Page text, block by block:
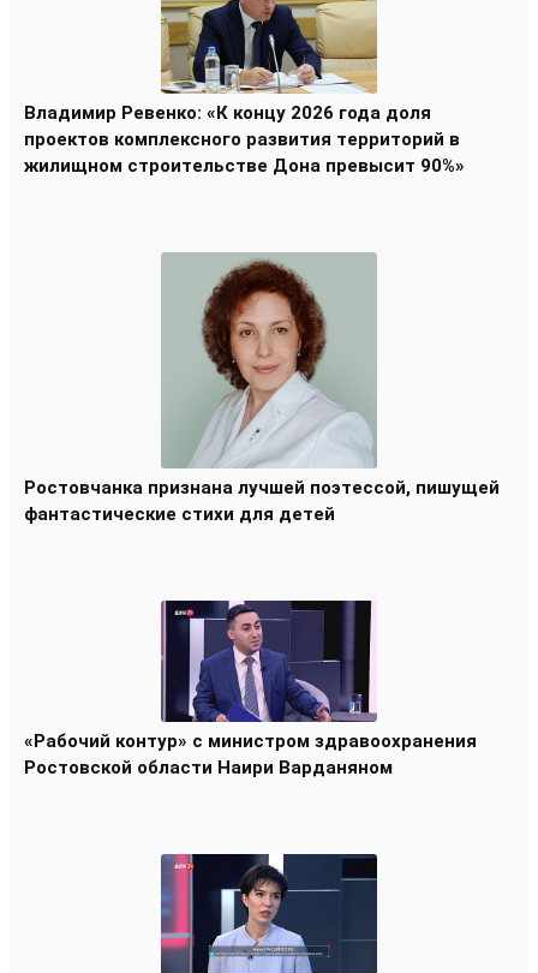
Владимир Ревенко: «К концу 2026 года доля
проектов комплексного развития территорий в
жилищном строительстве Дона превысит 90%»
Ростовчанка признана лучшей поэтессой, пишущей
фантастические стихи для детей
«Рабочий контур» с министром здравоохранения
Ростовской области Наири Варданяном